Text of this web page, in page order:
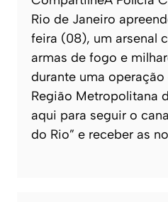
Rio de Janeiro
feira (08), um arsenal
armas de fogo e
durante uma operação
Região Metropolitana
aqui para seguir o
do Rio” e receber as